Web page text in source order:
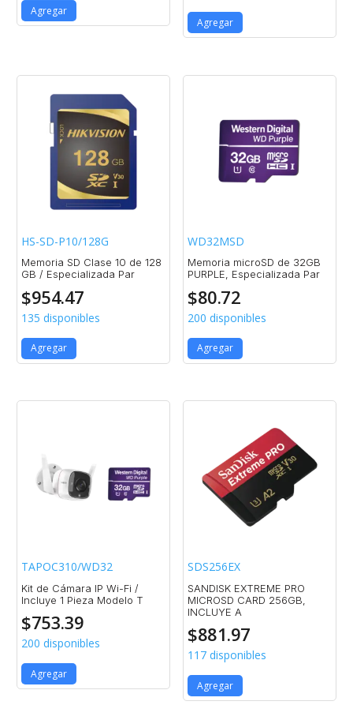
Agregar
Agregar
HS-SD-P10/128G
Memoria SD Clase 10 de 128
GB / Especializada Par
$954.47
135 disponibles
Agregar
WD32MSD
Memoria microSD de 32GB
PURPLE, Especializada Par
$80.72
200 disponibles
Agregar
TAPOC310/WD32
Kit de Cámara IP Wi-Fi /
Incluye 1 Pieza Modelo T
$753.39
200 disponibles
Agregar
SDS256EX
SANDISK EXTREME PRO
MICROSD CARD 256GB,
INCLUYE A
$881.97
117 disponibles
Agregar